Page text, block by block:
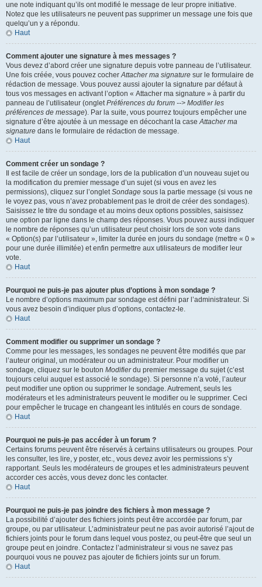
une note indiquant qu’ils ont modifié le message de leur propre initiative.
Notez que les utilisateurs ne peuvent pas supprimer un message une fois que
quelqu’un y a répondu.
Haut
Comment ajouter une signature à mes messages ?
Vous devez d’abord créer une signature depuis votre panneau de l’utilisateur.
Une fois créée, vous pouvez cocherAttacher ma signature sur le formulaire de
rédaction de message. Vous pouvez aussi ajouter la signature par défaut à
tous vos messages en activant l’option « Attacher ma signature » à partir du
panneau de l’utilisateur (ongletPréférences du forum --> Modifier les
préférences de message). Par la suite, vous pourrez toujours empêcher une
signature d’être ajoutée à un message en décochant la caseAttacher ma
signature dans le formulaire de rédaction de message.
Haut
Comment créer un sondage ?
Il est facile de créer un sondage, lors de la publication d’un nouveau sujet ou
la modification du premier message d’un sujet (si vous en avez les
permissions), cliquez sur l’ongletSondage sous la partie message (si vous ne
le voyez pas, vous n’avez probablement pas le droit de créer des sondages).
Saisissez le titre du sondage et au moins deux options possibles, saisissez
une option par ligne dans le champ des réponses. Vous pouvez aussi indiquer
le nombre de réponses qu’un utilisateur peut choisir lors de son vote dans
« Option(s) par l’utilisateur », limiter la durée en jours du sondage (mettre « 0 »
pour une durée illimitée) et enfin permettre aux utilisateurs de modifier leur
vote.
Haut
Pourquoi ne puis-je pas ajouter plus d’options à mon sondage ?
Le nombre d’options maximum par sondage est défini par l’administrateur. Si
vous avez besoin d’indiquer plus d’options, contactez-le.
Haut
Comment modifier ou supprimer un sondage ?
Comme pour les messages, les sondages ne peuvent être modifiés que par
l’auteur original, un modérateur ou un administrateur. Pour modifier un
sondage, cliquez sur le bouton Modifierdu premier message du sujet (c’est
toujours celui auquel est associé le sondage). Si personne n’a voté, l’auteur
peut modifier une option ou supprimer le sondage. Autrement, seuls les
modérateurs et les administrateurs peuvent le modifier ou le supprimer. Ceci
pour empêcher le trucage en changeant les intitulés en cours de sondage.
Haut
Pourquoi ne puis-je pas accéder à un forum ?
Certains forums peuvent être réservés à certains utilisateurs ou groupes. Pour
les consulter, les lire, y poster, etc., vous devez avoir les permissions s’y
rapportant. Seuls les modérateurs de groupes et les administrateurs peuvent
accorder ces accès, vous devez donc les contacter.
Haut
Pourquoi ne puis-je pas joindre des fichiers à mon message ?
La possibilité d’ajouter des fichiers joints peut être accordée par forum, par
groupe, ou par utilisateur. L’administrateur peut ne pas avoir autorisé l’ajout de
fichiers joints pour le forum dans lequel vous postez, ou peut-être que seul un
groupe peut en joindre. Contactez l’administrateur si vous ne savez pas
pourquoi vous ne pouvez pas ajouter de fichiers joints sur un forum.
Haut